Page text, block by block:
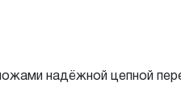
надёжной цепной